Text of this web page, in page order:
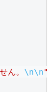
ん。 \n\n"